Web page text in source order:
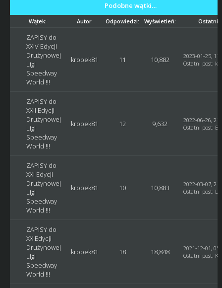
Podobne wątki…
Wątek: Autor Odpowiedzi: Wyświetleń: Ostatni
ZAPISY do
XXIV Edycji
Drużynowej
Ligi
Speedway
World !!!
kropek81 11 10,882
2023-01-25,
Ostatni post:
ZAPISY do
XXII Edycji
Drużynowej
Ligi
Speedway
World !!!
kropek81 12 9,632
2022-06-26,
Ostatni post:
ZAPISY do
XXI Edycji
Drużynowej
Ligi
Speedway
World !!!
kropek81 10 10,883
2022-03-07,
Ostatni post:
ZAPISY do
XX Edycji
Drużynowej
Ligi
Speedway
World !!!
kropek81 18 18,848
2021-12-01,
Ostatni post: